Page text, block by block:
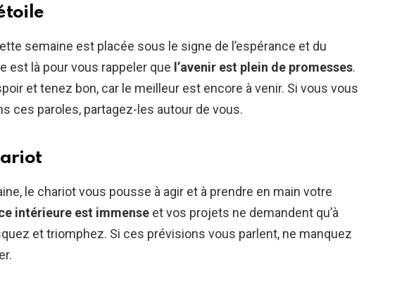
semaine est placée sous le signe de l’espérance et du
est là pour vous rappeler que l’avenir est plein de promesses.
et tenez bon, car le meilleur est encore à venir. Si vous vous
ces paroles, partagez-les autour de vous.
le chariot vous pousse à agir et à prendre en main votre
intérieure est immense et vos projets ne demandent qu’à
et triomphez. Si ces prévisions vous parlent, ne manquez